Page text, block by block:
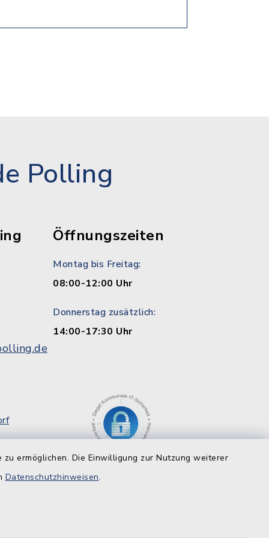
ermöglichen. Die Einwilligung zur Nutzung weiterer
Datenschutzhinweisen.
Polling
Öffnungszeiten
Montag bis Freitag:
08:00-12:00 Uhr
Donnerstag zusätzlich:
14:00-17:30 Uhr